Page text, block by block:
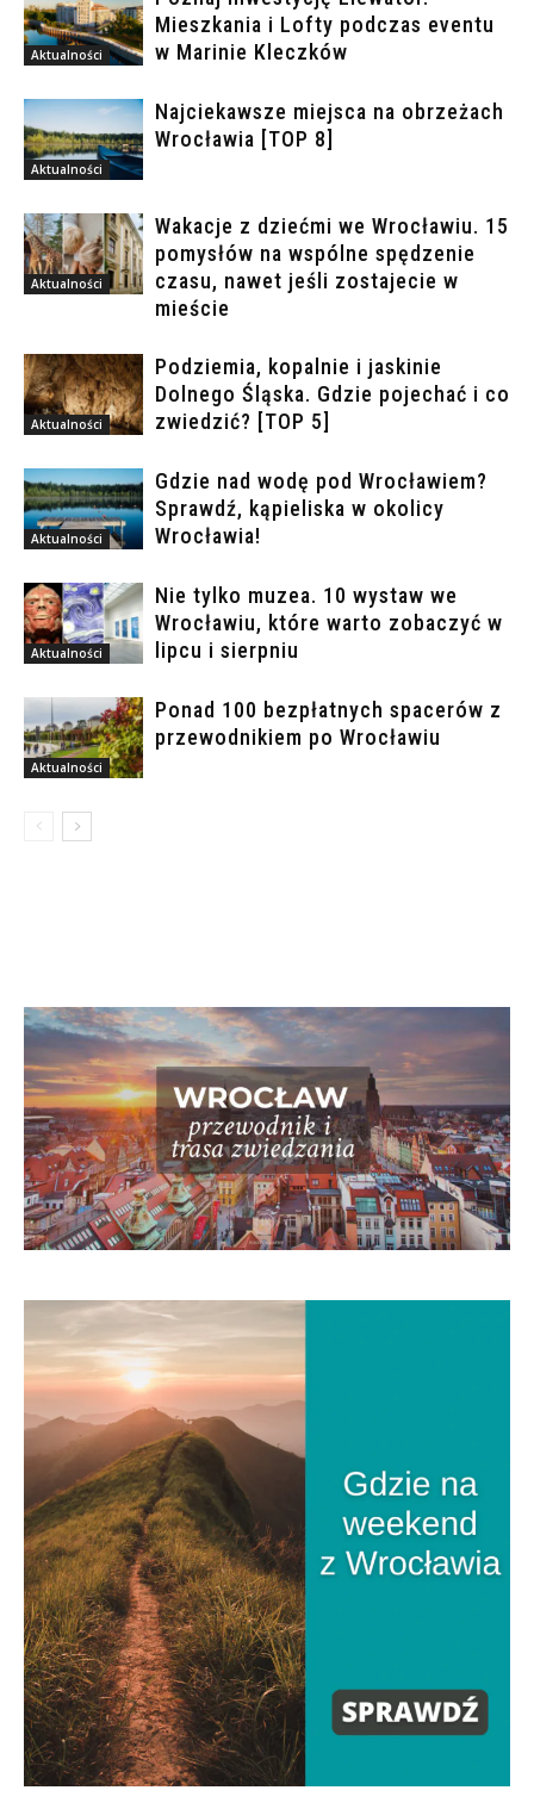
Aktualności
Mieszkania i Lofty podczas eventu
w Marinie Kleczków
Aktualności
Najciekawsze miejsca na obrzeżach
Wrocławia [TOP 8]
Aktualności
Wakacje z dziećmi we Wrocławiu. 15
pomysłów na wspólne spędzenie
czasu, nawet jeśli zostajecie w
mieście
Aktualności
Podziemia, kopalnie i jaskinie
Dolnego Śląska. Gdzie pojechać i co
zwiedzić? [TOP 5]
Aktualności
Gdzie nad wodę pod Wrocławiem?
Sprawdź, kąpieliska w okolicy
Wrocławia!
Aktualności
Nie tylko muzea. 10 wystaw we
Wrocławiu, które warto zobaczyć w
lipcu i sierpniu
Aktualności
Ponad 100 bezpłatnych spacerów z
przewodnikiem po Wrocławiu